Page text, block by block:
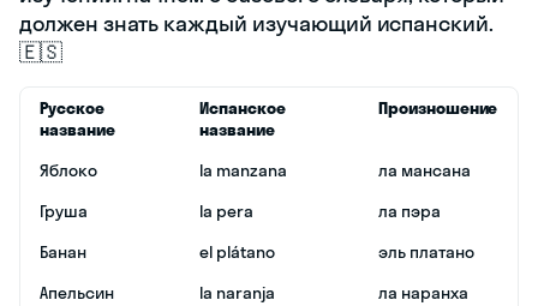
должен знать каждый изучающий испанский.
🇪🇸
Русское
название
Испанское
название
Произношение
Яблоко la manzana
ла мансана
Груша
la pera
ла пэра
Банан
el plátano
эль платано
Апельсин
la naranja ла наранха